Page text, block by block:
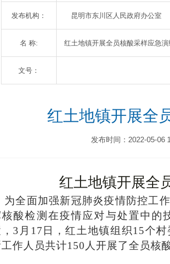
发布机构： 昆明市东川区人民政府办公室
名 称: 红土地镇开展全员核酸采样应急演
文号：
红土地镇开展全
发布时间：2022-05-06
红土地镇开展全
为全面加强新冠肺炎疫情防控工
酸检测在疫情应对与处置中的
3 月 17 日，红土地镇组织15个
工作人员共计150人开展了全员核